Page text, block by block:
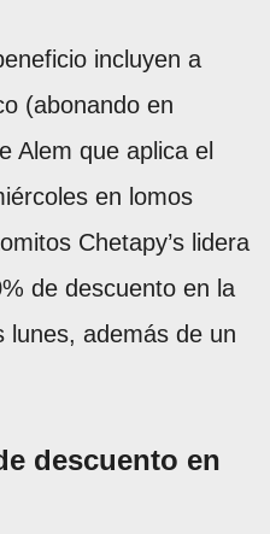
incluyen a
(abonando en
Alem que aplica el
en lomos
Chetapy’s lidera
de descuento en la
lunes, además de un
descuento en